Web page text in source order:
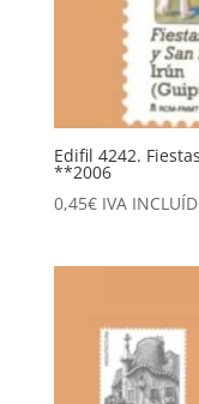
Edifil 4242.
**2006
0,45€ IVA